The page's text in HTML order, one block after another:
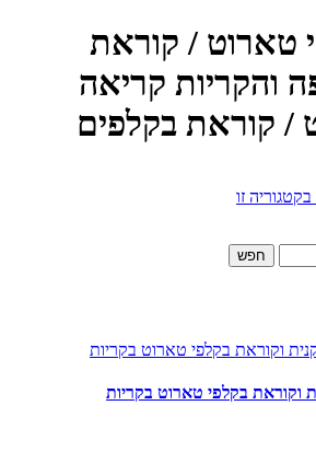
טארוט / קוראת
והקריות קריאה
/ קוראת בקלפים
זו
חפש
וקוראת בקלפי טארוט בקריות